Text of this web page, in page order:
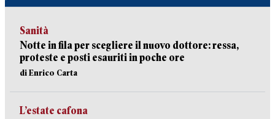
Sanità
Notte in fila per scegliere il nuovo dottore: ressa,
proteste e posti esauriti in poche ore
di Enrico Carta
L’estate cafona